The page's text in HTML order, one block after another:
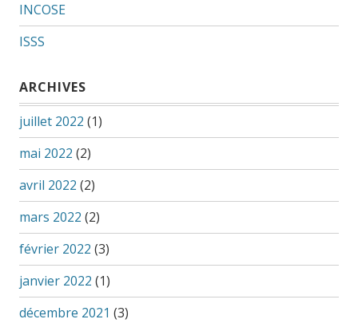
INCOSE
ISSS
ARCHIVES
juillet 2022 (1)
mai 2022 (2)
avril 2022 (2)
mars 2022 (2)
février 2022 (3)
janvier 2022 (1)
décembre 2021 (3)